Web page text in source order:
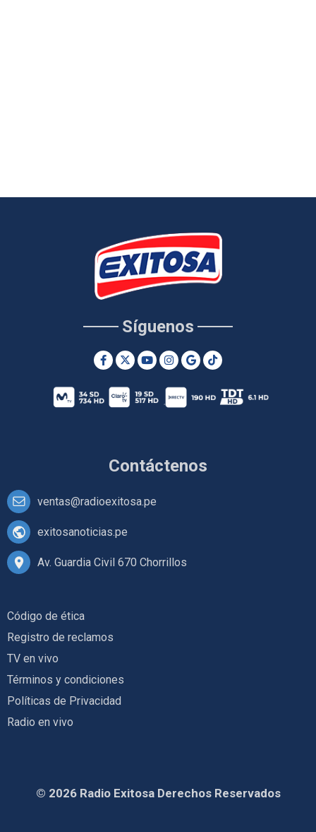
Contáctenos
ventas@radioexitosa.pe
exitosanoticias.pe
Av. Guardia Civil 670 Chorrillos
Síguenos
Código de ética
Registro de reclamos
TV en vivo
Términos y condiciones
Políticas de Privacidad
Radio en vivo
© 2026 Radio Exitosa Derechos Reservados